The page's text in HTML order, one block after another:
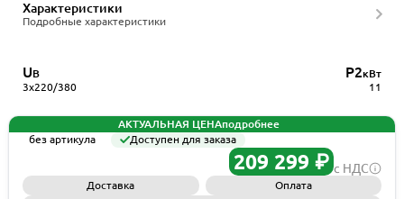
Характеристики
Подробные характеристики
UВ
3x220/380
P2кВт
11
АКТУАЛЬНАЯ ЦЕНАподробнее
без артикула
Доступен для заказа
209 299 ₽ с НДС
Доставка Оплата